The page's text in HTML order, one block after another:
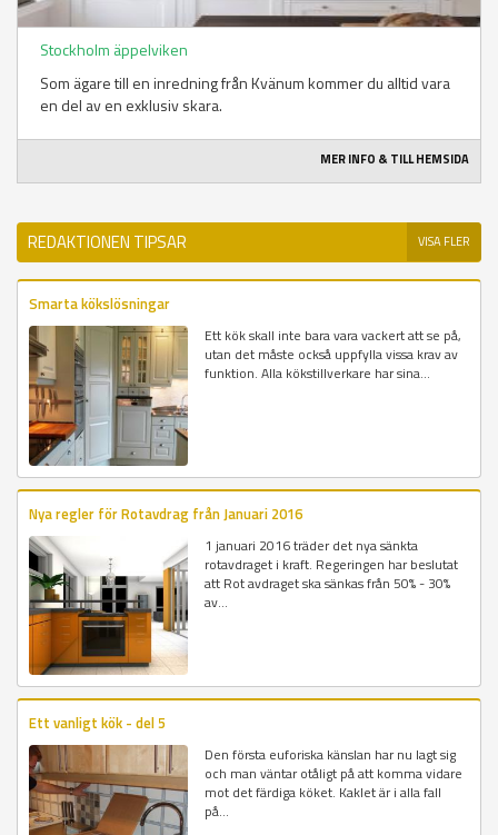
Stockholm äppelviken
Som ägare till en inredning från Kvänum kommer du alltid vara
en del av en exklusiv skara.
MER INFO & TILL HEMSIDA
REDAKTIONEN TIPSAR VISA FLER
Smarta kökslösningar
Ett kök skall inte bara vara vackert att se på,
utan det måste också uppfylla vissa krav av
funktion. Alla kökstillverkare har sina...
Nya regler för Rotavdrag från Januari 2016
1 januari 2016 träder det nya sänkta
rotavdraget i kraft. Regeringen har beslutat
att Rot avdraget ska sänkas från 50% - 30%
av...
Ett vanligt kök - del 5
Den första euforiska känslan har nu lagt sig
och man väntar otåligt på att komma vidare
mot det färdiga köket. Kaklet är i alla fall
på...